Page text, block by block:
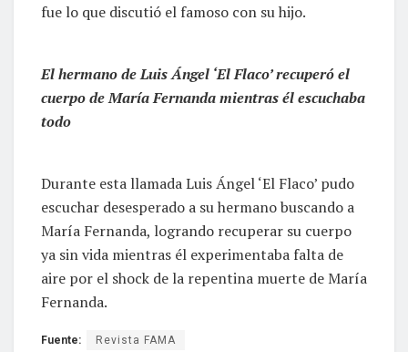
fue lo que discutió el famoso con su hijo.
El hermano de Luis Ángel ‘El Flaco’ recuperó el
cuerpo de María Fernanda mientras él escuchaba
todo
Durante esta llamada Luis Ángel ‘El Flaco’ pudo
escuchar desesperado a su hermano buscando a
María Fernanda, logrando recuperar su cuerpo
ya sin vida mientras él experimentaba falta de
aire por el shock de la repentina muerte de María
Fernanda.
Fuente: Revista FAMA